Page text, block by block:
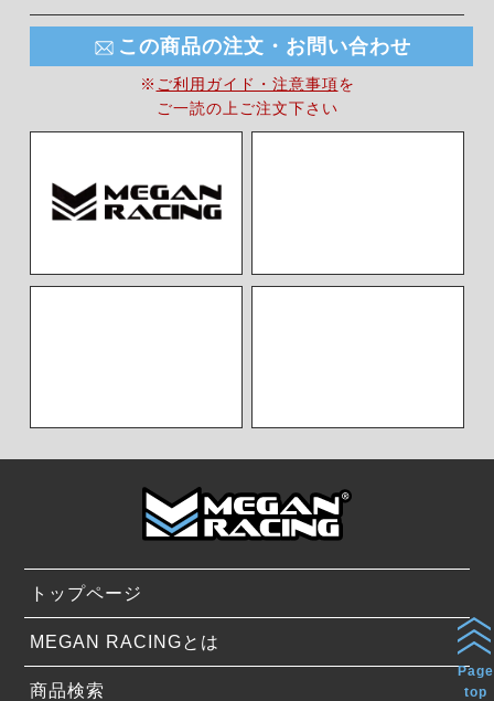
この商品の注文・お問い合わせ
※ ご利用ガイド・注意事項を
ご一読の上ご注文下さい
トップページ
MEGAN RACINGとは
商品検索
Page
top